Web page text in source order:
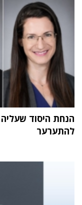
הנחת היסוד
להתערער